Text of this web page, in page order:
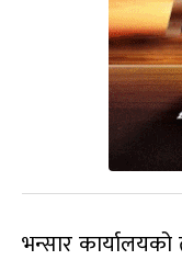
भन्सार